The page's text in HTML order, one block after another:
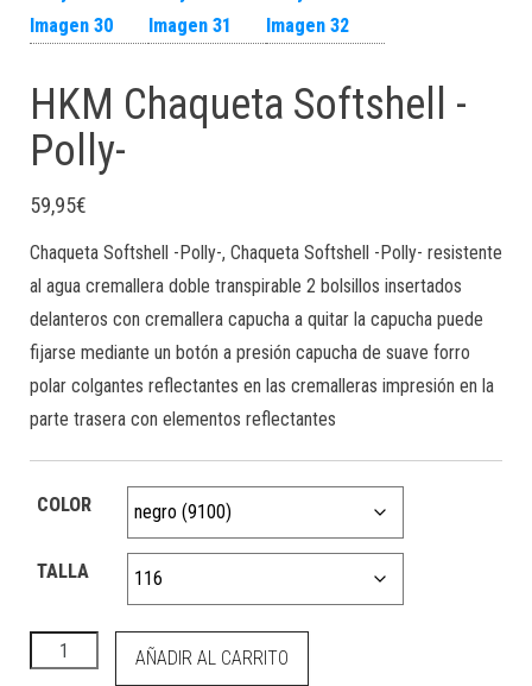
HKM Chaqueta Softshell -
Polly-
59,95€
Chaqueta Softshell -Polly-, Chaqueta Softshell -Polly- resistente
al agua cremallera doble transpirable 2 bolsillos insertados
delanteros con cremallera capucha a quitar la capucha puede
fijarse mediante un botón a presión capucha de suave forro
polar colgantes reflectantes en las cremalleras impresión en la
parte trasera con elementos reflectantes
COLOR
TALLA
HKM Chaqueta Softshell -Polly- cantidad
AÑADIR AL CARRITO